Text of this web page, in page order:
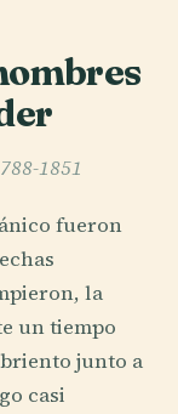
1851
fueron
la
un tiempo
junto a
casi